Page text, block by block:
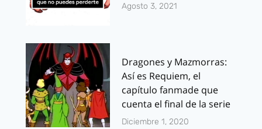
Agosto 3, 2021
Dragones y Mazmorras:
Así es Requiem, el
capítulo fanmade que
cuenta el final de la serie
Diciembre 1, 2020